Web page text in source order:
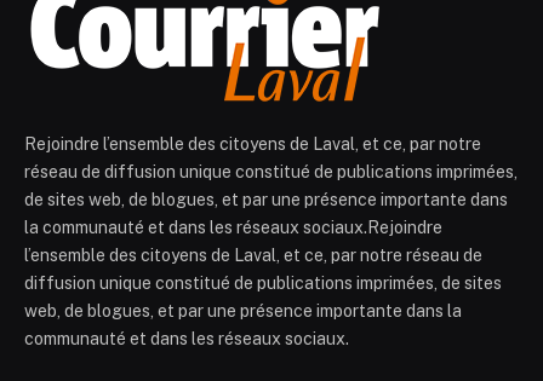
Rejoindre l’ensemble des citoyens de Laval, et ce, par notre
réseau de diffusion unique constitué de publications imprimées,
de sites web, de blogues, et par une présence importante dans
la communauté et dans les réseaux sociaux.Rejoindre
l’ensemble des citoyens de Laval, et ce, par notre réseau de
diffusion unique constitué de publications imprimées, de sites
web, de blogues, et par une présence importante dans la
communauté et dans les réseaux sociaux.